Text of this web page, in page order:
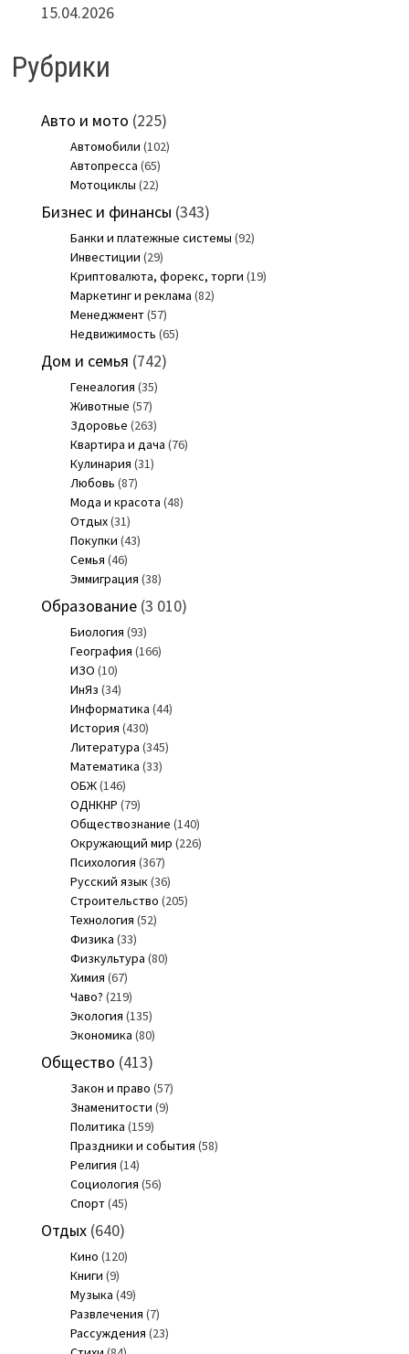
15.04.2026
Рубрики
Авто и мото (225)
Автомобили (102)
Автопресса (65)
Мотоциклы (22)
Бизнес и финансы (343)
Банки и платежные системы (92)
Инвестиции (29)
Криптовалюта, форекс, торги (19)
Маркетинг и реклама (82)
Менеджмент(57)
Недвижимость (65)
Дом и семья (742)
Генеалогия (35)
Животные (57)
Здоровье (263)
Квартира и дача (76)
Кулинария (31)
Любовь (87)
Мода и красота (48)
Отдых(31)
Покупки (43)
Семья (46)
Эммиграция (38)
Образование(3 010)
Биология (93)
География (166)
ИЗО (10)
ИнЯз (34)
Информатика (44)
История (430)
Литература (345)
Математика (33)
ОБЖ(146)
ОДНКНР (79)
Обществознание (140)
Окружающий мир (226)
Психология (367)
Русский язык(36)
Строительство (205)
Технология (52)
Физика (33)
Физкультура (80)
Химия (67)
Чаво? (219)
Экология (135)
Экономика (80)
Общество (413)
Закон и право (57)
Знаменитости (9)
Политика (159)
Праздники и события (58)
Религия (14)
Социология (56)
Спорт(45)
Отдых(640)
Кино (120)
Книги (9)
Музыка (49)
Развлечения (7)
Рассуждения (23)